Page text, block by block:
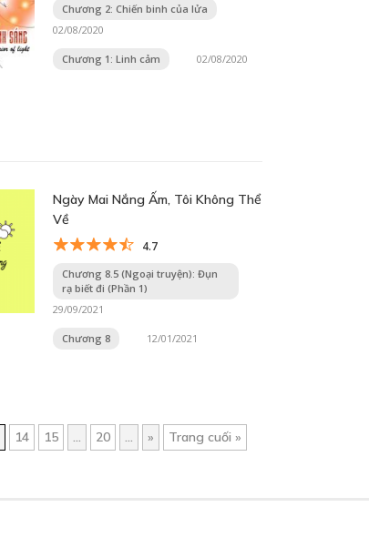
Chương 2: Chiến binh của lửa
02/08/2020
Chương 1: Linh cảm 02/08/2020
Ngày Mai Nắng Ấm, Tôi Không Thể
Về
4.7
Chương 8.5 (Ngoại truyện): Đụn
rạ biết đi (Phần 1)
29/09/2021
Chương 8 12/01/2021
14 15 20 » Trang cuối »